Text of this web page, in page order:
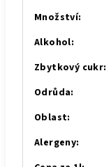
Množství:
Alkohol:
Zbytkový cukr:
Odrůda:
Oblast:
Alergeny: